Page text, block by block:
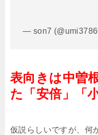
— son7
表向きは中曽
た「安倍」「
仮説らしいですが、何